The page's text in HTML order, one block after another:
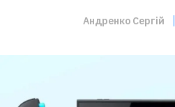
Андренко Сергій